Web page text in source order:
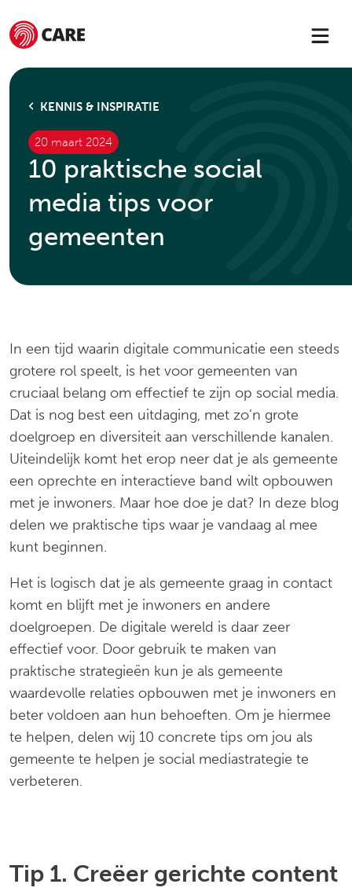
KENNIS & INSPIRATIE
20 maart 2024
10 praktische social
media tips voor
gemeenten
In een tijd waarin digitale communicatie een steeds
grotere rol speelt, is het voor gemeenten van
cruciaal belang om effectief te zijn op social media.
Dat is nog best een uitdaging, met zo’n grote
doelgroep en diversiteit aan verschillende kanalen.
Uiteindelijk komt het erop neer dat je als gemeente
een oprechte en interactieve band wilt opbouwen
met je inwoners. Maar hoe doe je dat? In deze blog
delen we praktische tips waar je vandaag al mee
kunt beginnen.
Het is logisch dat je als gemeente graag in contact
komt en blijft met je inwoners en andere
doelgroepen. De digitale wereld is daar zeer
effectief voor. Door gebruik te maken van
praktische strategieën kun je als gemeente
waardevolle relaties opbouwen met je inwoners en
beter voldoen aan hun behoeften. Om je hiermee
te helpen, delen wij 10 concrete tips om jou als
gemeente te helpen je social mediastrategie te
verbeteren.
Tip 1. Creëer gerichte content